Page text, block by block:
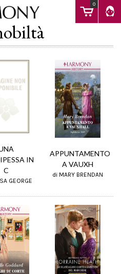
0
IN
C
GEORGE
APPUNTAMENTO
A VAUXH
di MARY BRENDAN